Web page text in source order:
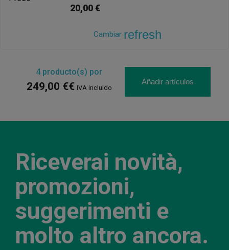
20,00 €
Cambiar refresh
4producto(s) por
249,00 €€ IVA incluido
Añadir artículos
Riceverai novità,
promozioni,
suggerimenti e
molto altro ancora.